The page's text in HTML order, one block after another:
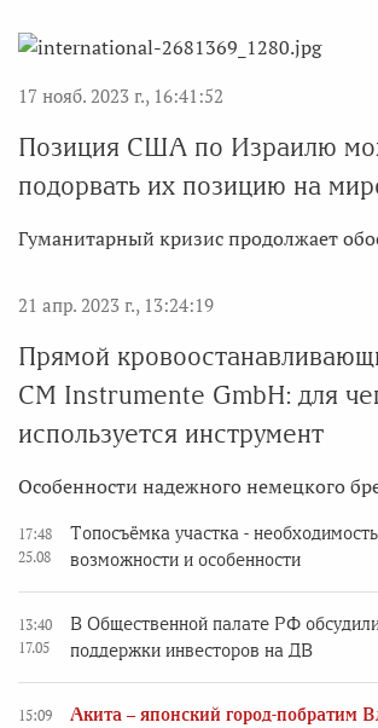
17 нояб. 2023 г., 16:41:52
Позиция США по Израилю
подорвать их позицию на
Гуманитарный кризис продолжает
21 апр. 2023 г., 13:24:19
Прямой
CM Instrumente GmbH: для
используется инструмент
Особенности надежного немецкого
17:48
25.08
Топосъёмка участка -
возможности и особенности
13:40
17.05
В Общественной палате РФ
поддержки инвесторов на ДВ
15:09
Акита – японский город-побратим